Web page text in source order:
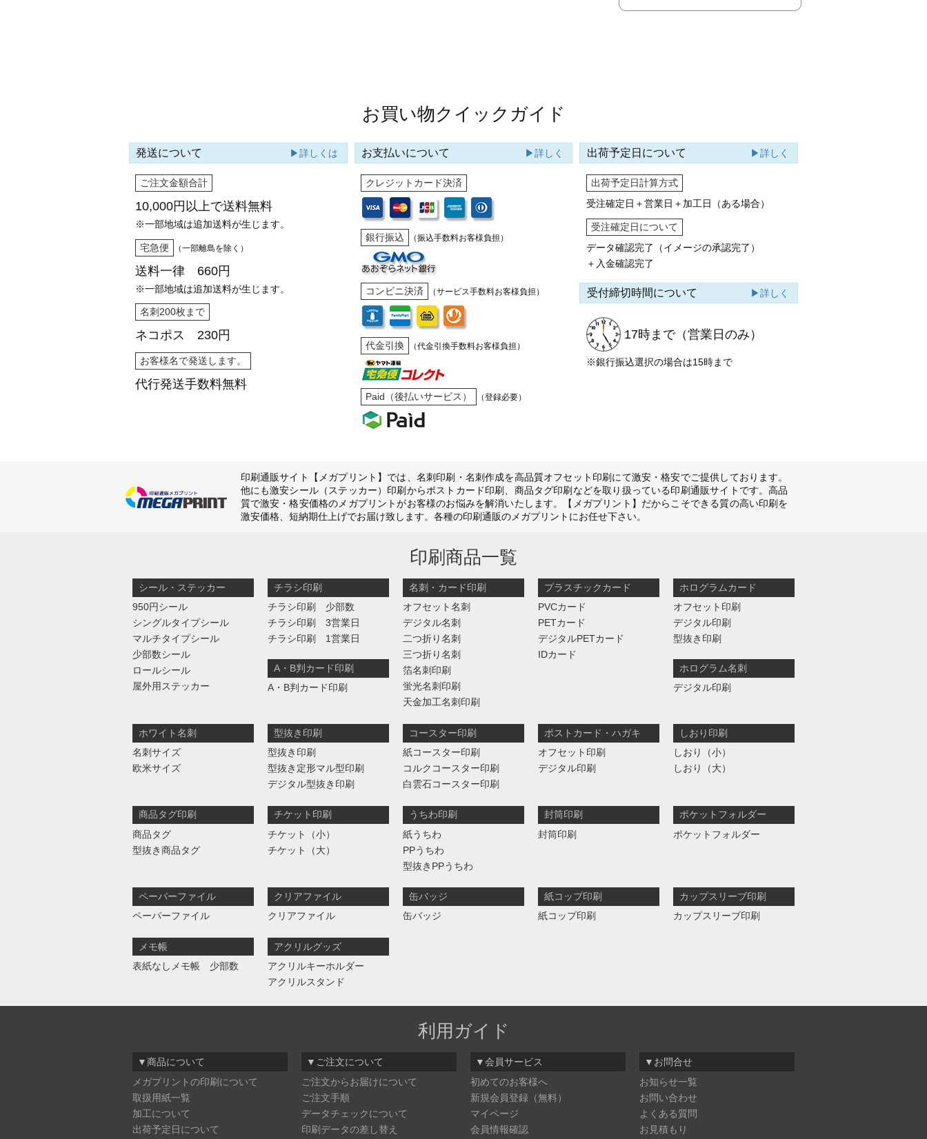
お買い物クイックガイド
発送について ▶詳しくは
ご注文金額合計
10,000円以上で送料無料
※一部地域は追加送料が生じます。
宅急便 （一部離島を除く）
送料一律 660円
※一部地域は追加送料が生じます。
名刺200枚まで
ネコポス 230円
お客様名で発送します。
代行発送手数料無料
お支払いについて ▶詳しく
クレジットカード決済
銀行振込 （振込手数料お客様負担）
コンビニ決済 （サービス手数料お客様負担）
代金引換 （代金引換手数料お客様負担）
Paid（後払いサービス） （登録必要）
出荷予定日について ▶詳しく
出荷予定日計算方式
受注確定日＋営業日＋加工日（ある場合）
受注確定日について
データ確認完了（イメージの承認完了）
＋入金確認完了
受付締切時間について ▶詳しく
17時まで（営業日のみ）
※銀行振込選択の場合は15時まで
印刷通販サイト【メガプリント】では、名刺印刷・名刺作成を高品質オフセット印刷にて激安・格安でご提供しております。
他にも激安シール（ステッカー）印刷からポストカード印刷、商品タグ印刷などを取り扱っている印刷通販サイトです。高品
質で激安・格安価格のメガプリントがお客様のお悩みを解消いたします。【メガプリント】だからこそできる質の高い印刷を
激安価格、短納期仕上げでお届け致します。各種の印刷通販のメガプリントにお任せ下さい。
印刷商品一覧
シール・ステッカー
950円シール
シングルタイプシール
マルチタイプシール
少部数シール
ロールシール
屋外用ステッカー
チラシ印刷
チラシ印刷 少部数
チラシ印刷 3営業日
チラシ印刷 1営業日
A・B判カード印刷
A・B判カード印刷
名刺・カード印刷
オフセット名刺
デジタル名刺
二つ折り名刺
三つ折り名刺
箔名刺印刷
蛍光名刺印刷
天金加工名刺印刷
プラスチックカード
PVCカード
PETカード
デジタルPETカード
IDカード
ホログラムカード
オフセット印刷
デジタル印刷
型抜き印刷
ホログラム名刺
デジタル印刷
ホワイト名刺
名刺サイズ
欧米サイズ
型抜き印刷
型抜き印刷
型抜き定形マル型印刷
デジタル型抜き印刷
コースター印刷
紙コースター印刷
コルクコースター印刷
白雲石コースター印刷
ポストカード・ハガキ
オフセット印刷
デジタル印刷
しおり印刷
しおり（小）
しおり（大）
商品タグ印刷
商品タグ
型抜き商品タグ
チケット印刷
チケット（小）
チケット（大）
うちわ印刷
紙うちわ
PPうちわ
型抜きPPうちわ
封筒印刷
封筒印刷
ポケットフォルダー
ポケットフォルダー
ペーパーファイル
ペーパーファイル
クリアファイル
クリアファイル
缶バッジ
缶バッジ
紙コップ印刷
紙コップ印刷
カップスリーブ印刷
カップスリーブ印刷
メモ帳
表紙なしメモ帳 少部数
アクリルグッズ
アクリルキーホルダー
アクリルスタンド
利用ガイド
▼商品について
メガプリントの印刷について
取扱用紙一覧
加工について
出荷予定日について
▼ご注文について
ご注文からお届けについて
ご注文手順
データチェックについて
印刷データの差し替え
▼会員サービス
初めてのお客様へ
新規会員登録（無料）
マイページ
会員情報確認
▼お問合せ
お知らせ一覧
お問い合わせ
よくある質問
お見積もり